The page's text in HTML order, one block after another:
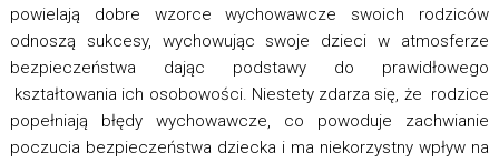
powielają dobre wzorce wychowawcze swoich rodziców
odnoszą sukcesy, wychowując swoje dzieci w atmosferze
bezpieczeństwa dając podstawy do prawidłowego
kształtowania ich osobowości. Niestety zdarza się, że rodzice
popełniają błędy wychowawcze, co powoduje zachwianie
poczucia bezpieczeństwa dziecka i ma niekorzystny wpływ na